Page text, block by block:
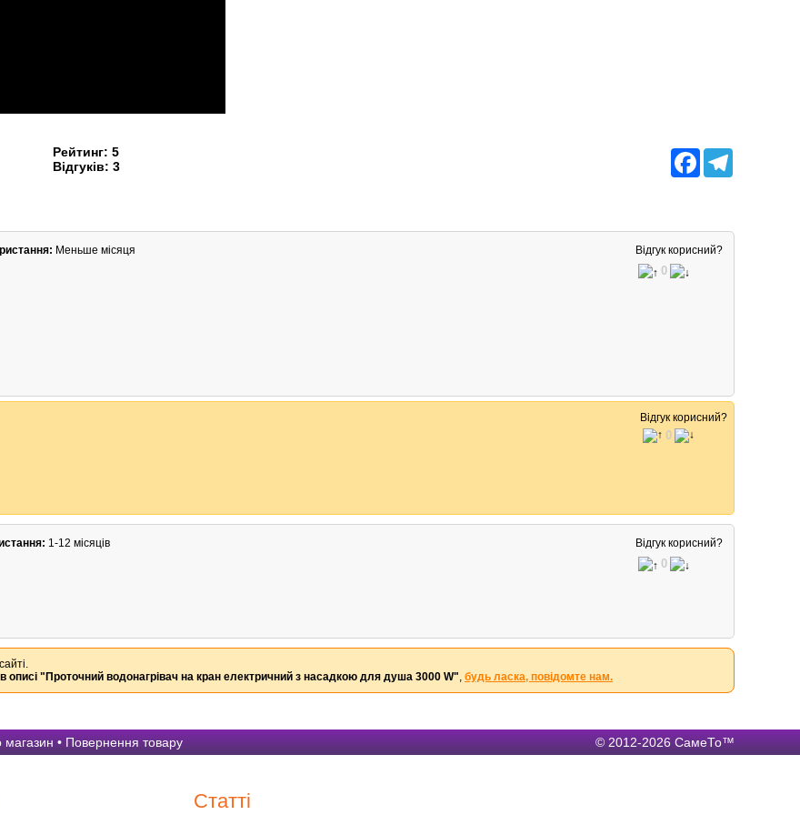
Facebook
Рейтинг: 5
Відгуків: 3
Меньше місяця Відгук корисний?
0
Відгук корисний?
0
1-12 місяців Відгук корисний?
0
описі "Проточний водонагрівач на кран електричний з насадкою для душа 3000 W", будь ласка, повідомте нам.
© 2012-2026 СамеТо™
магазин • Повернення товару
Статті